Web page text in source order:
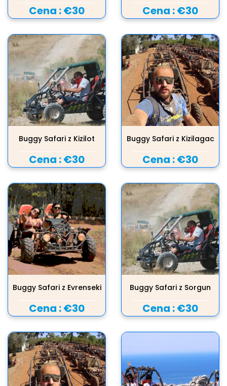
Cena :€30 Cena :€30
Buggy Safari z Kizilot
Cena :€30
Buggy Safari z Kizilagac
Cena :€30
Buggy Safari z Evrenseki
Cena :€30
Buggy Safari z Sorgun
Cena :€30